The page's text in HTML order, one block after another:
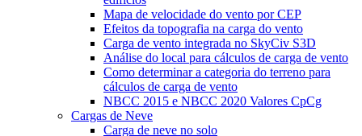
Mapa de velocidade do vento por CEP
Efeitos da topografia na carga do vento
Carga de vento integrada no SkyCiv S3D
Análise do local para cálculos de carga de vento
Como determinar a categoria do terreno para
cálculos de carga de vento
NBCC 2015 e NBCC 2020 Valores CpCg
Cargas de Neve
Carga de neve no solo